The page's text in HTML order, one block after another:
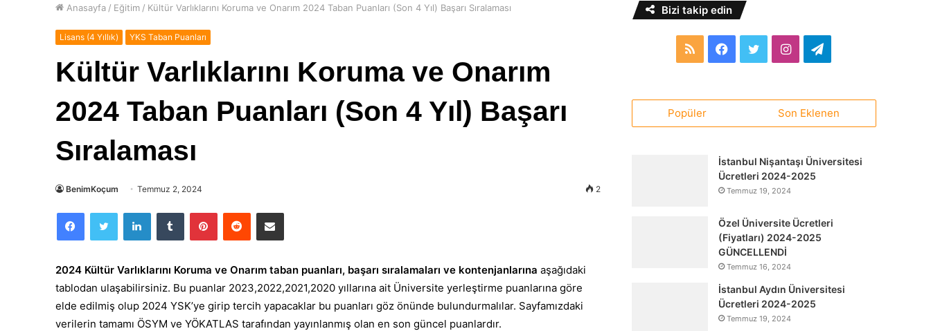
değiştir
Anasayfa / Eğitim / Kültür Varlıklarını Koruma ve Onarım 2024 Taban Puanları (Son 4 Yıl) Başarı Sıralaması
Lisans (4 Yıllık) YKS Taban Puanları
Kültür Varlıklarını Koruma ve Onarım
2024 Taban Puanları (Son 4 Yıl) Başarı
Sıralaması
BenimKoçum Temmuz 2, 2024 2
FacebookTwitter LinkedInTumblr PinterestReddit E-Posta ile paylaş
2024 Kültür Varlıklarını Koruma ve Onarım taban puanları, başarı sıralamaları ve kontenjanlarına aşağıdaki
tablodan ulaşabilirsiniz. Bu puanlar 2023,2022,2021,2020 yıllarına ait Üniversite yerleştirme puanlarına göre
elde edilmiş olup 2024 YSK’ye girip tercih yapacaklar bu puanları göz önünde bulundurmalılar. Sayfamızdaki
verilerin tamamı ÖSYM ve YÖKATLAS tarafından yayınlanmış olan en son güncel puanlardır.
Bizi takip edin
RSS Facebook
TwitterInstagramTelegram
Popüler Son Eklenen
İstanbul Nişantaşı Üniversitesi
Ücretleri 2024-2025
Temmuz 19, 2024
Özel Üniversite Ücretleri
(Fiyatları) 2024-2025
GÜNCELLENDİ
Temmuz 16, 2024
İstanbul Aydın Üniversitesi
Ücretleri 2024-2025
Temmuz 19, 2024